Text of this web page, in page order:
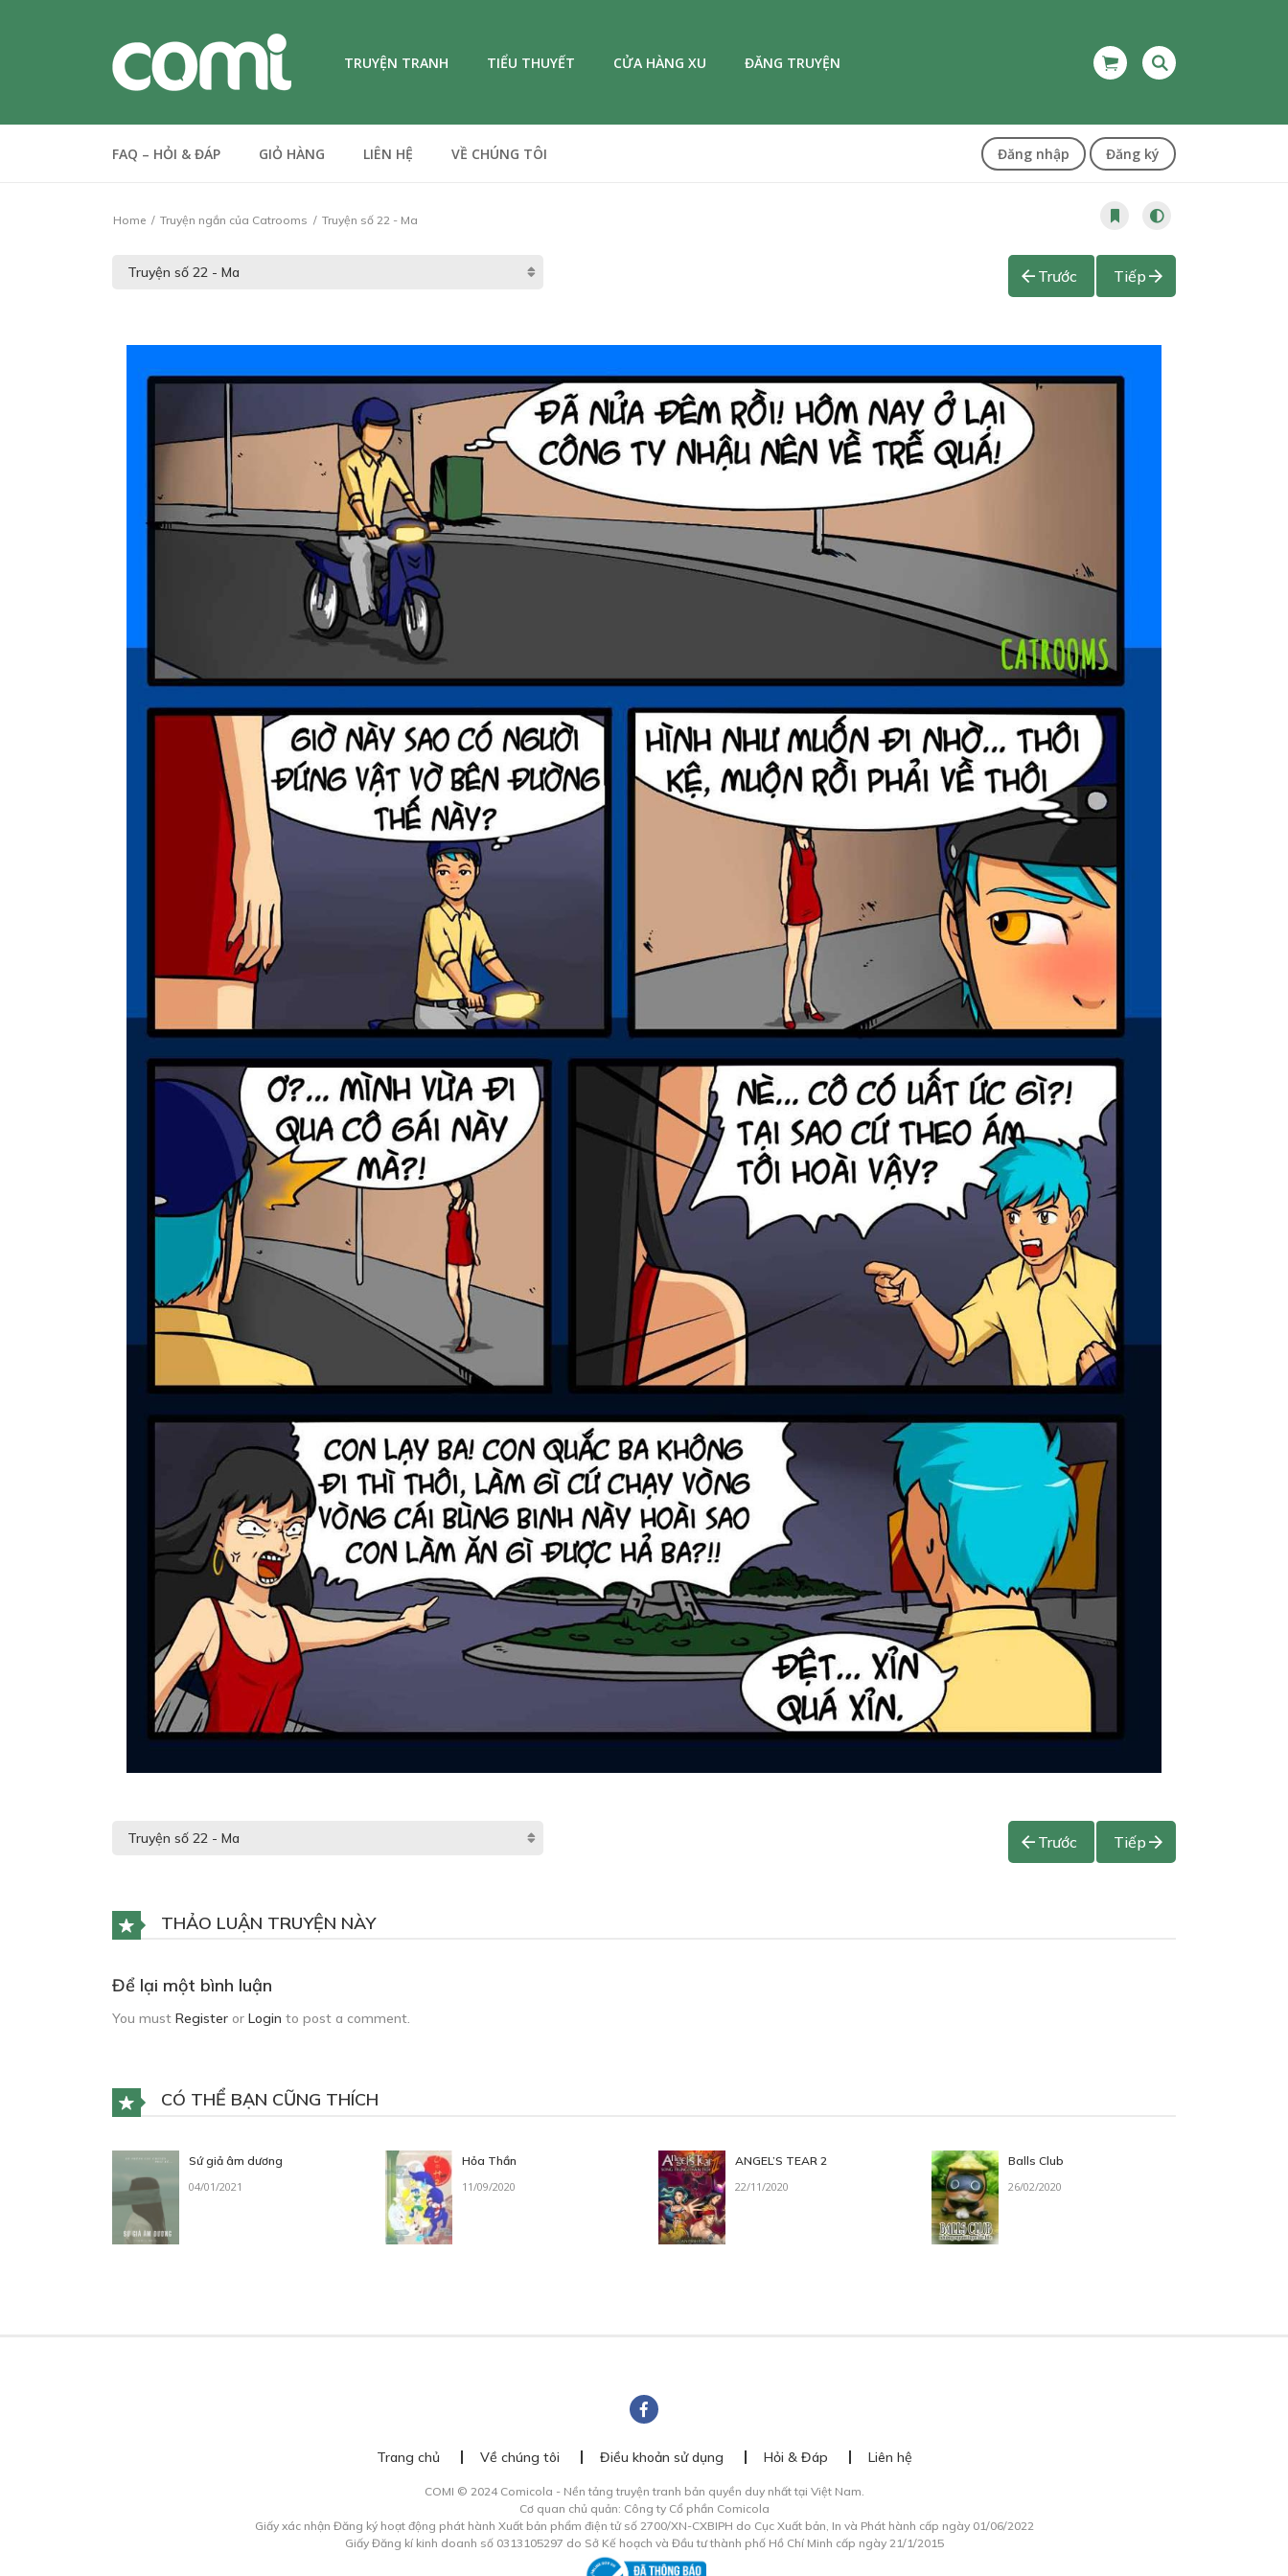
TRUYỆN TRANH TIỂU THUYẾT CỬA HÀNG XU ĐĂNG TRUYỆN
FAQ – HỎI & ĐÁP GIỎ HÀNG LIÊN HỆ VỀ CHÚNG TÔI Đăng nhập Đăng ký
Home Truyện ngắn của Catrooms Truyện số 22 - Ma
Trước Tiếp
Trước Tiếp
THẢO LUẬN TRUYỆN NÀY
Để lại một bình luận
You must Register or Login to post a comment.
CÓ THỂ BẠN CŨNG THÍCH
Sứ giả âm dương
04/01/2021
Hỏa Thần
11/09/2020
ANGEL’S TEAR 2
22/11/2020
Balls Club
26/02/2020
Trang chủ Về chúng tôi Điều khoản sử dụng Hỏi & Đáp Liên hệ
COMI © 2024 Comicola - Nền tảng truyện tranh bản quyền duy nhất tại Việt Nam.
Cơ quan chủ quản: Công ty Cổ phần Comicola
Giấy xác nhận Đăng ký hoạt động phát hành Xuất bản phẩm điện tử số 2700/XN-CXBIPH do Cục Xuất bản, In và Phát hành cấp ngày 01/06/2022
Giấy Đăng kí kinh doanh số 0313105297 do Sở Kế hoạch và Đầu tư thành phố Hồ Chí Minh cấp ngày 21/1/2015